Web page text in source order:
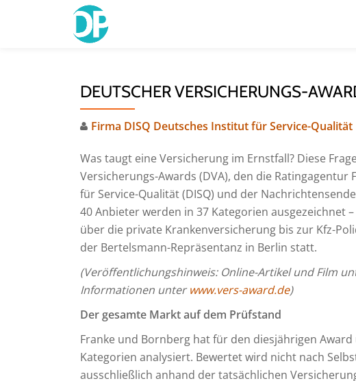
DEUTSCHER VERSICHERUNGS-
Firma DISQ Deutsches Institut für Service-Qualität
Was taugt eine Versicherung im Ernstfall? Diese
Versicherungs-Awards (DVA), den die
für Service-Qualität (DISQ) und der
40 Anbieter werden in 37 Kategorien ausgezeichnet
über die private Krankenversicherung bis zur Kfz-
der Bertelsmann-Repräsentanz in Berlin statt.
(Veröffentlichungshinweis: Online-Artikel und Film
Informationen unterwww.vers-award.de)
Der gesamte Markt auf dem Prüfstand
Franke und Bornberg hat für den diesjährigen
Kategorien analysiert. Bewertet wird nicht nach
ausschließlich anhand der tatsächlichen